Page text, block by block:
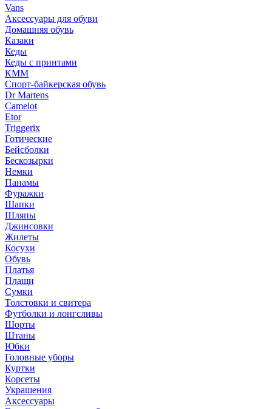
Vans
Аксессуары для обуви
Домашняя обувь
Казаки
Кеды
Кеды с принтами
КММ
Спорт-байкерская обувь
Dr Martens
Camelot
Etor
Triggerix
Готические
Бейсболки
Бескозырки
Немки
Панамы
Фуражки
Шапки
Шляпы
Джинсовки
Жилеты
Косухи
Обувь
Платья
Плащи
Сумки
Толстовки и свитера
Футболки и лонгсливы
Шорты
Штаны
Юбки
Головные уборы
Куртки
Корсеты
Украшения
Аксессуары